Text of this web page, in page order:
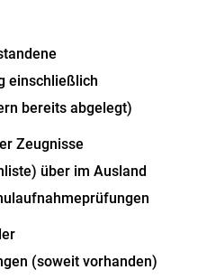
einschließlich
bereits abgelegt)
Zeugnisse
über im Ausland
(soweit vorhanden)